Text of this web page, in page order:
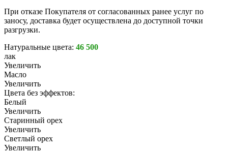
При отказе Покупателя от согласованных ранее услуг по
заносу, доставка будет осуществлена до доступной точки
разгрузки.
Натуральные цвета: 46 500
лак
Увеличить
Масло
Увеличить
Цвета без эффектов:
Белый
Увеличить
Старинный орех
Увеличить
Светлый орех
Увеличить